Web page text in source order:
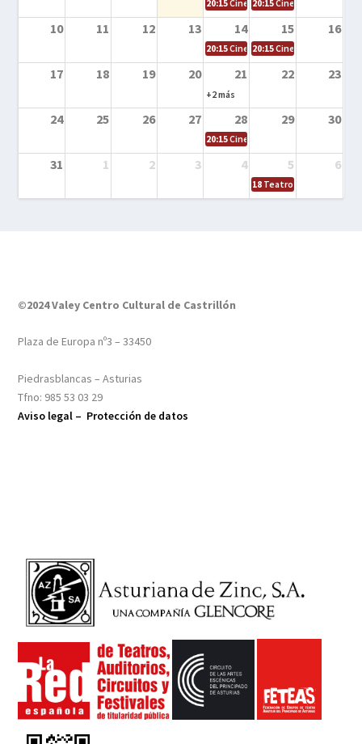
20:15Cine en la calle – El niño y la
20:15Cine en la calle –
10 11 12 13 14 15 16
20:15Cine en la calle – Tortugas
20:15Cine en la calle –
17 18 19 20 21 22 23
+2 más
24 25 26 27 28 29 30
20:15Cine en el calle – Tintín y el
31 1 2 3 4 5 6
18 Teatro – Tres
©2024 Valey Centro Cultural de Castrillón
Plaza de Europa nº3 – 33450
Piedrasblancas – Asturias
Tfno: 985 53 03 29
Aviso legal – Protección de datos